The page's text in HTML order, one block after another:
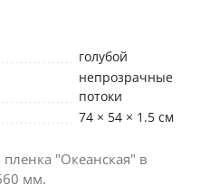
голубой
непрозрачные
потоки
74 × 54 × 1.5 см
"Океанская" в
мм.